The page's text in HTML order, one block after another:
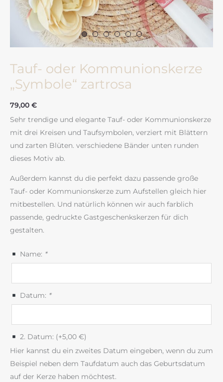
Tauf- oder Kommunionskerze
„Symbole“ zartrosa
79,00 €
Sehr trendige und elegante Tauf- oder Kommunionskerze
mit drei Kreisen und Taufsymbolen, verziert mit Blättern
und zarten Blüten. verschiedene Bänder unten runden
dieses Motiv ab.
Außerdem kannst du die perfekt dazu passende große
Tauf- oder Kommunionskerze zum Aufstellen gleich hier
mitbestellen. Und natürlich können wir auch farblich
passende, gedruckte Gastgeschenkskerzen für dich
gestalten.
Name: *
Datum: *
2. Datum: (+5,00 €)
Hier kannst du ein zweites Datum eingeben, wenn du zum
Beispiel neben dem Taufdatum auch das Geburtsdatum
auf der Kerze haben möchtest.